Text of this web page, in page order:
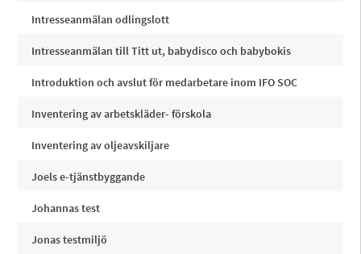
Intresseanmälan odlingslott
Intresseanmälan till Titt ut, babydisco och babybokis
Introduktion och avslut för medarbetare inom IFO SOC
Inventering av arbetskläder- förskola
Inventering av oljeavskiljare
Joels e-tjänstbyggande
Johannas test
Jonas testmiljö